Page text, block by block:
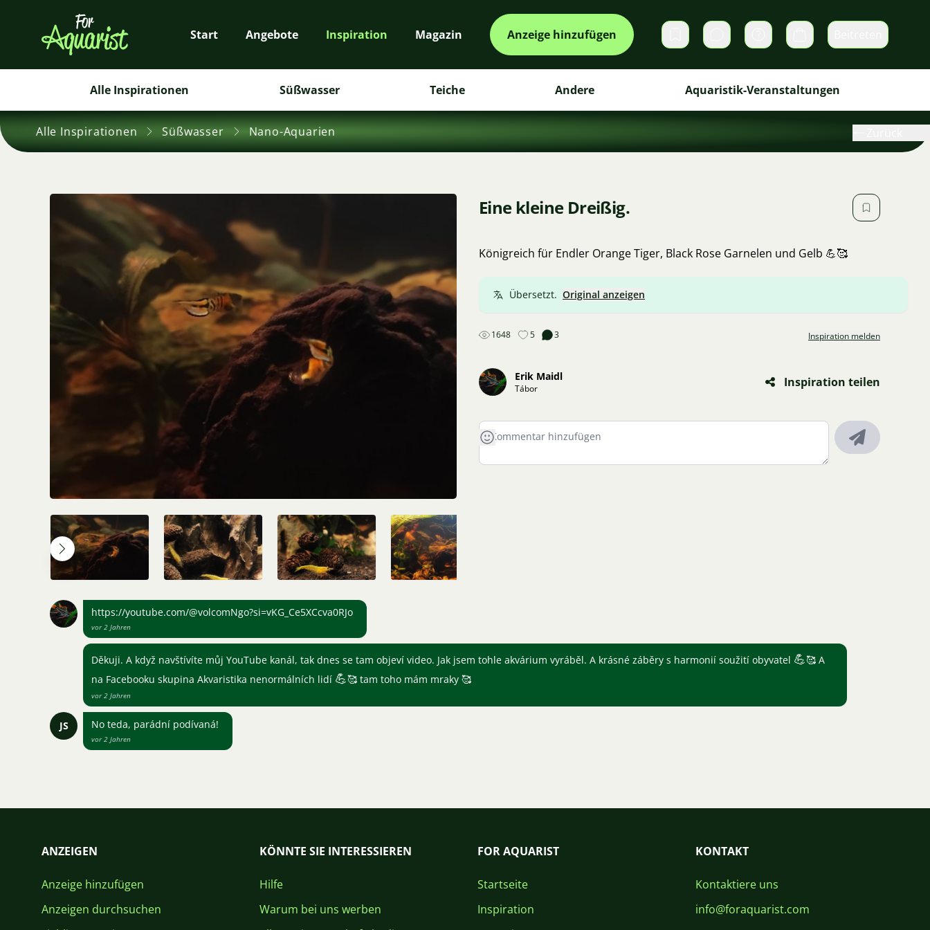
Start Angebote Inspiration Magazin Anzeige hinzufügen DirektnachrichtenWarenkorb
Alle Inspirationen Süßwasser Teiche Andere Aquaristik-Veranstaltungen
Alle Inspirationen Süßwasser Nano-Aquarien
Eine kleine Dreißig.
Königreich für Endler Orange Tiger, Black Rose Garnelen und Gelb 💪🥰
Übersetzt. Original anzeigen
1648 5 3 Inspiration melden
Erik Maidl
Tábor Inspiration teilen
https://youtube.com/@volcomNgo?si=vKG_Ce5XCcva0RJo
vor 2 Jahren
Děkuji. A když navštívíte můj YouTube kanál, tak dnes se tam objeví video. Jak jsem tohle akvárium vyráběl. A krásné záběry s harmonií soužití obyvatel 💪🥰 A
na Facebooku skupina Akvaristika nenormálních lidí 💪🥰 tam toho mám mraky 🥰
vor 2 Jahren
JS No teda, parádní podívaná!
vor 2 Jahren
ANZEIGEN
Anzeige hinzufügen
Anzeigen durchsuchen
KÖNNTE SIE INTERESSIEREN
Hilfe
Warum bei uns werben
FOR AQUARIST
Startseite
Inspiration
KONTAKT
Kontaktiere uns
info@foraquarist.com